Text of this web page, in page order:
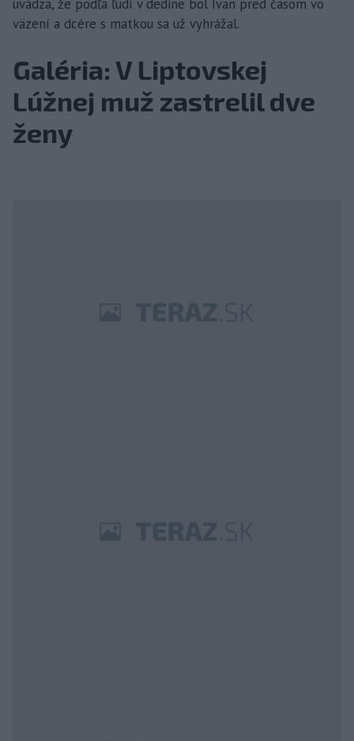
uvádza, že podľa ľudí v dedine bol Ivan pred časom vo
väzení a dcére s matkou sa už vyhrážal.
Galéria: V Liptovskej
Lúžnej muž zastrelil dve
ženy